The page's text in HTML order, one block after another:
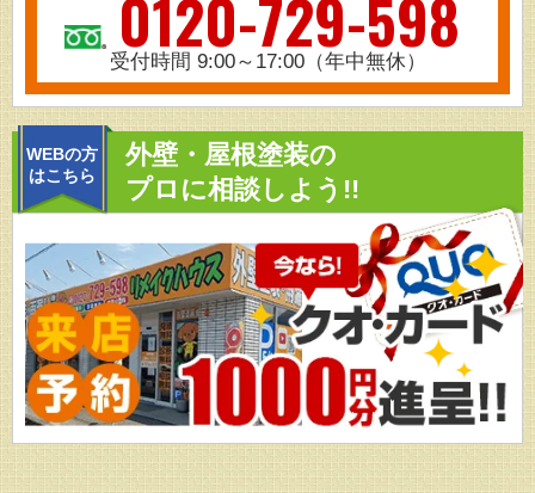
0120-729-598
受付時間 9:00～17:00（年中無休）
WEBの方
はこちら
外壁・屋根塗装の
プロに相談しよう!!